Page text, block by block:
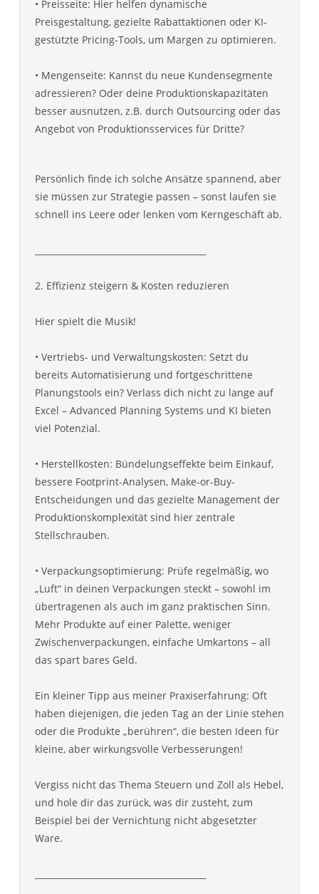
• Preisseite: Hier helfen dynamische
Preisgestaltung, gezielte Rabattaktionen oder KI-
gestützte Pricing-Tools, um Margen zu optimieren.
• Mengenseite: Kannst du neue Kundensegmente
adressieren? Oder deine Produktionskapazitäten
besser ausnutzen, z.B. durch Outsourcing oder das
Angebot von Produktionsservices für Dritte?
Persönlich finde ich solche Ansätze spannend, aber
sie müssen zur Strategie passen – sonst laufen sie
schnell ins Leere oder lenken vom Kerngeschäft ab.
2. Effizienz steigern & Kosten reduzieren
Hier spielt die Musik!
• Vertriebs- und Verwaltungskosten: Setzt du
bereits Automatisierung und fortgeschrittene
Planungstools ein? Verlass dich nicht zu lange auf
Excel – Advanced Planning Systems und KI bieten
viel Potenzial.
• Herstellkosten: Bündelungseffekte beim Einkauf,
bessere Footprint-Analysen, Make-or-Buy-
Entscheidungen und das gezielte Management der
Produktionskomplexität sind hier zentrale
Stellschrauben.
• Verpackungsoptimierung: Prüfe regelmäßig, wo
„Luft“ in deinen Verpackungen steckt – sowohl im
übertragenen als auch im ganz praktischen Sinn.
Mehr Produkte auf einer Palette, weniger
Zwischenverpackungen, einfache Umkartons – all
das spart bares Geld.
Ein kleiner Tipp aus meiner Praxiserfahrung: Oft
haben diejenigen, die jeden Tag an der Linie stehen
oder die Produkte „berühren“, die besten Ideen für
kleine, aber wirkungsvolle Verbesserungen!
Vergiss nicht das Thema Steuern und Zoll als Hebel,
und hole dir das zurück, was dir zusteht, zum
Beispiel bei der Vernichtung nicht abgesetzter
Ware.